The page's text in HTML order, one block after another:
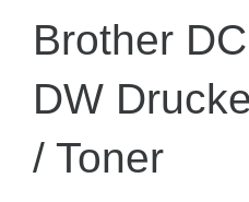
Brother
DW
/ Toner